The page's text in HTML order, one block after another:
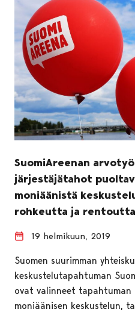
SuomiAreenan
järjestäjätahot
moniäänistä
rohkeutta ja rentoutta
19 helmikuun, 2019
Suomen suurimman
keskustelutapahtuman
ovat valinneet tapahtuman
moniäänisen keskustelun,